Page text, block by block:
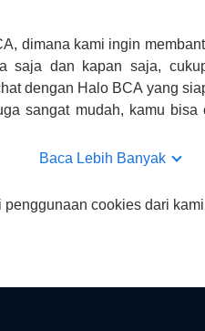
dimana kami ingin
dan kapan saja,
dengan Halo BCA yang
sangat mudah, kamu bisa
oleh BCA.
Baca Lebih Banyak
cookies dari